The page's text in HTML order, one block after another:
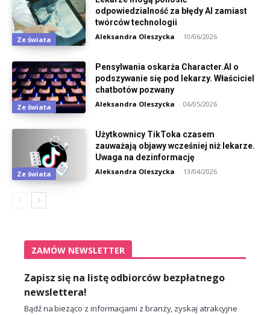
Ze świata
odpowiedzialność za błędy AI zamiast
twórców technologii
Aleksandra Oleszycka - 10/06/2026
Ze świata
Pensylwania oskarża Character.AI o
podszywanie się pod lekarzy. Właściciel
chatbotów pozwany
Aleksandra Oleszycka - 06/05/2026
Ze świata
Użytkownicy TikToka czasem
zauważają objawy wcześniej niż lekarze.
Uwaga na dezinformację
Aleksandra Oleszycka - 13/04/2026
ZAMÓW NEWSLETTER
Zapisz się na listę odbiorców bezpłatnego
newslettera!
Bądź na bieżąco z informacjami z branży, zyskaj atrakcyjne